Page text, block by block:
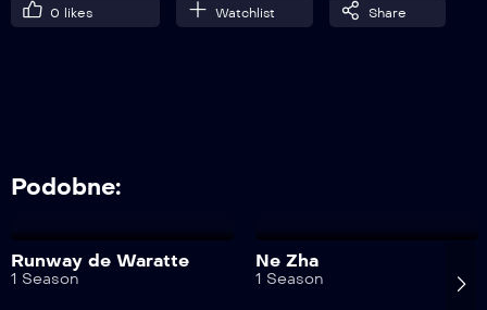
Odcinek 14
0 likes Watchlist Share
Podobne:
Runway de Waratte
1 Season
Ne Zha
1 Season